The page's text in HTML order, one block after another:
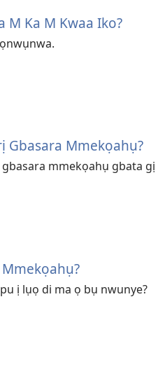
M Ka M Kwaa Iko?
Gbasara Mmekọahụ?
mmekọahụ gbata gị
ị lụọ di ma ọ bụ nwunye?